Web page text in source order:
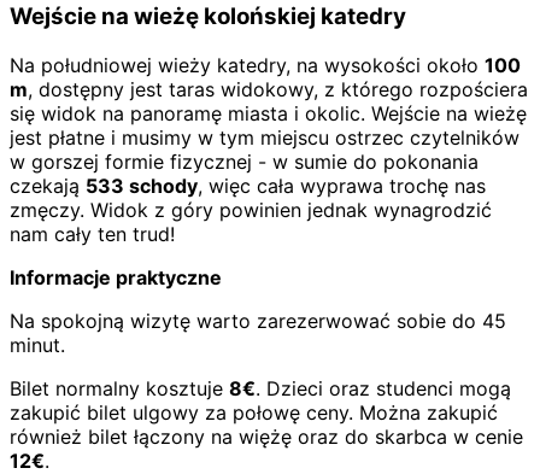
Wejście na wieżę kolońskiej katedry
Na południowej wieży katedry, na wysokości około 100
m, dostępny jest taras widokowy, z którego rozpościera
się widok na panoramę miasta i okolic. Wejście na wieżę
jest płatne i musimy w tym miejscu ostrzec czytelników
w gorszej formie fizycznej - w sumie do pokonania
czekają 533 schody, więc cała wyprawa trochę nas
zmęczy. Widok z góry powinien jednak wynagrodzić
nam cały ten trud!
Informacje praktyczne
Na spokojną wizytę warto zarezerwować sobie do 45
minut.
Bilet normalny kosztuje 8€. Dzieci oraz studenci mogą
zakupić bilet ulgowy za połowę ceny. Można zakupić
również bilet łączony na więżę oraz do skarbca w cenie
12€.